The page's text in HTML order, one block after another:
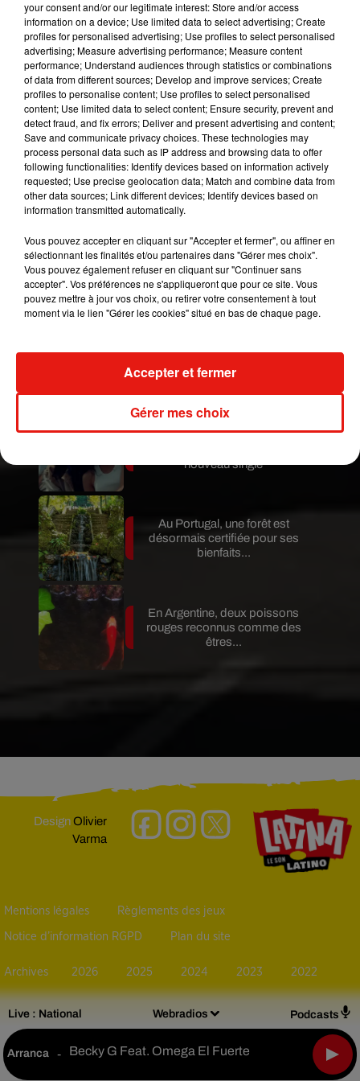
Live : National Webradios Podcasts
Arranca - Becky G Feat. Omega El Fuerte
Publié : 28 août 2020 à 7h23 par Iris Mazzacurati
surtout contre-productif".
Les trotinettes et les motos ne semblent pas
concernées par cet allègement de la mesure.
Leurs usagers devront porter un masque.
Mundo Latino
Le fourmilier géant fait son retour
en Argentine, et en pleine...
Karol G dévoile la tracklist de
son nouvel album… avec des
invités...
Au Guatemala, le volcan de
Fuego entre en éruption
Benny Blanco invite Selena
nouveau single
Au Portugal, une forêt est
désormais certifiée pour ses
bienfaits...
En Argentine, deux poissons
rouges reconnus comme des
êtres...
DesignOlivier
Varma
Mentions légales Règlements des jeux
Notice d’information RGPD Plan du site
Archives 2026 2025 2024 2023 2022
your consent and/or our legitimate interest: Store and/or access
information on a device; Use limited data to select advertising; Create
profiles for personalised advertising; Use profiles to select personalised
advertising; Measure advertising performance; Measure content
performance; Understand audiences through statistics or combinations
of data from different sources; Develop and improve services; Create
profiles to personalise content; Use profiles to select personalised
content; Use limited data to select content; Ensure security, prevent and
detect fraud, and fix errors; Deliver and present advertising and content;
Save and communicate privacy choices. These technologies may
process personal data such as IP address and browsing data to offer
following functionalities: Identify devices based on information actively
requested; Use precise geolocation data; Match and combine data from
other data sources; Link different devices; Identify devices based on
information transmitted automatically.
Vous pouvez accepter en cliquant sur "Accepter et fermer", ou affiner en
sélectionnant les finalités et/ou partenaires dans "Gérer mes choix".
Vous pouvez également refuser en cliquant sur "Continuer sans
accepter". Vos préférences ne s'appliqueront que pour ce site. Vous
pouvez mettre à jour vos choix, ou retirer votre consentement à tout
moment via le lien "Gérer les cookies" situé en bas de chaque page.
Gérer mes choix
Accepter et fermer